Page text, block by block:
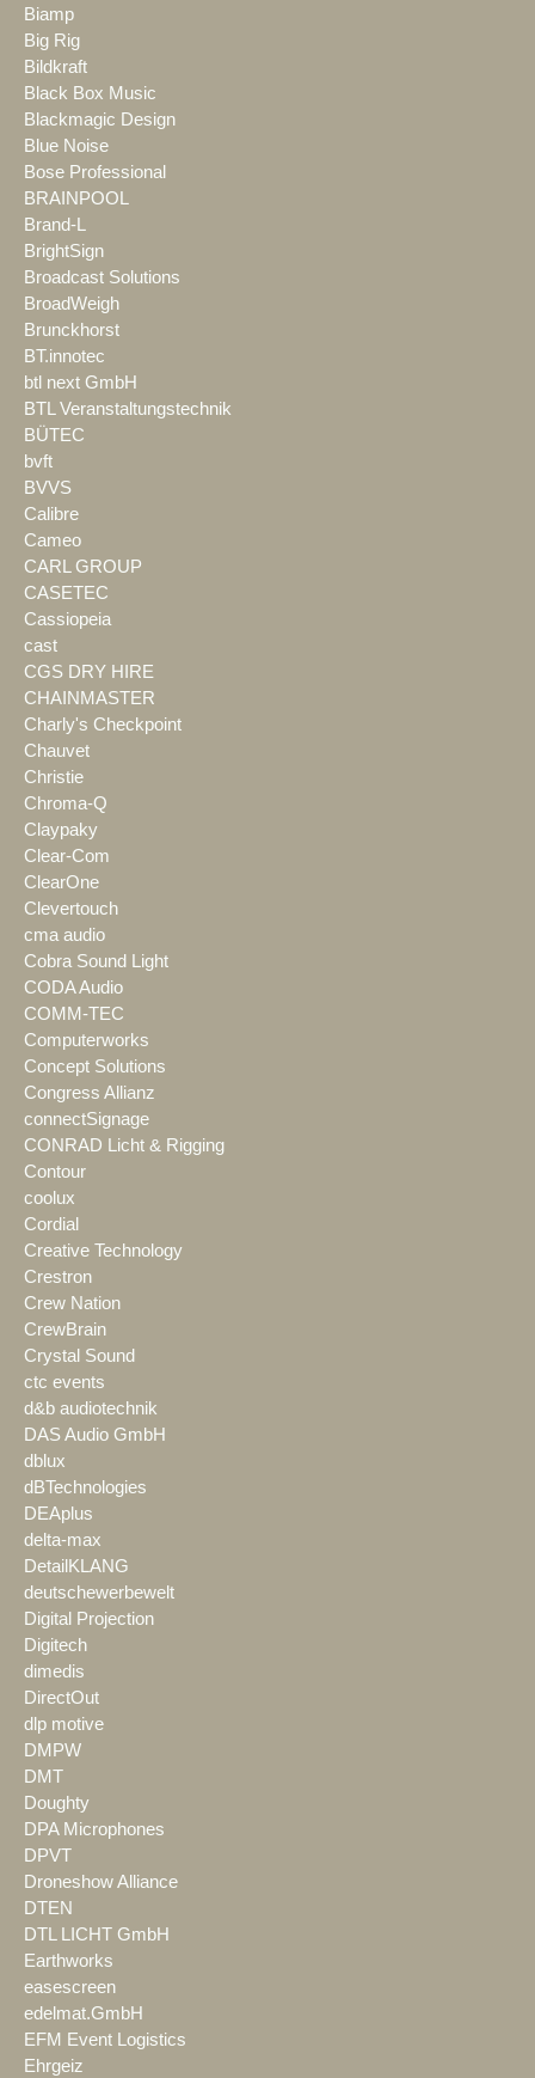
Biamp
Big Rig
Bildkraft
Black Box Music
Blackmagic Design
Blue Noise
Bose Professional
BRAINPOOL
Brand-L
BrightSign
Broadcast Solutions
BroadWeigh
Brunckhorst
BT.innotec
btl next GmbH
BTL Veranstaltungstechnik
BÜTEC
bvft
BVVS
Calibre
Cameo
CARL GROUP
CASETEC
Cassiopeia
cast
CGS DRY HIRE
CHAINMASTER
Charly's Checkpoint
Chauvet
Christie
Chroma-Q
Claypaky
Clear-Com
ClearOne
Clevertouch
cma audio
Cobra Sound Light
CODA Audio
COMM-TEC
Computerworks
Concept Solutions
Congress Allianz
connectSignage
CONRAD Licht & Rigging
Contour
coolux
Cordial
Creative Technology
Crestron
Crew Nation
CrewBrain
Crystal Sound
ctc events
d&b audiotechnik
DAS Audio GmbH
dblux
dBTechnologies
DEAplus
delta-max
DetailKLANG
deutschewerbewelt
Digital Projection
Digitech
dimedis
DirectOut
dlp motive
DMPW
DMT
Doughty
DPA Microphones
DPVT
Droneshow Alliance
DTEN
DTL LICHT GmbH
Earthworks
easescreen
edelmat.GmbH
EFM Event Logistics
Ehrgeiz